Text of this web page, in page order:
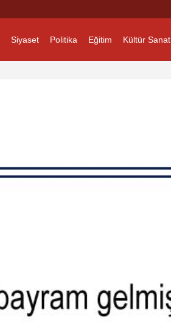
Siyaset Politika Eğitim Kültür Sanat